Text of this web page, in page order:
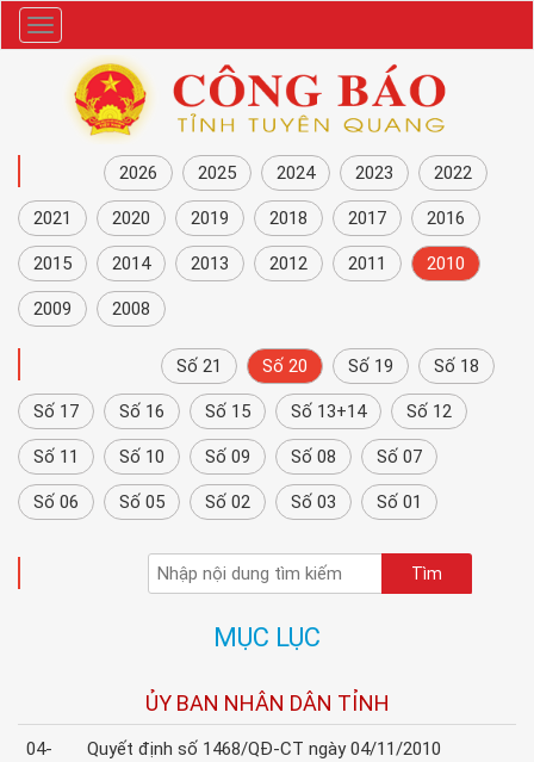
Danh
mục
2026 2025 2024 2023 2022
2021 2020 2019 2018 2017 2016
2015 2014 2013 2012 2011 2010
2009 2008
Số 21 Số 20 Số 19 Số 18
Số 17 Số 16 Số 15 Số 13+14 Số 12
Số 11 Số 10 Số 09 Số 08 Số 07
Số 06 Số 05 Số 02 Số 03 Số 01
MỤC LỤC
ỦY BAN NHÂN DÂN TỈNH
04-
Quyết định số 1468/QĐ-CT ngày 04/11/2010